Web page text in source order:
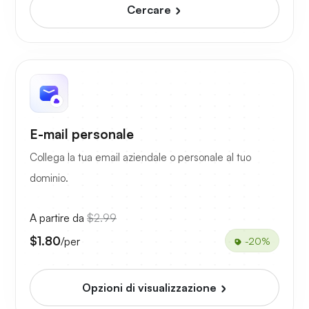
Cercare
E-mail personale
Collega la tua email aziendale o personale al tuo
dominio.
A partire da $2.99
$1.80/per -20%
Opzioni di visualizzazione